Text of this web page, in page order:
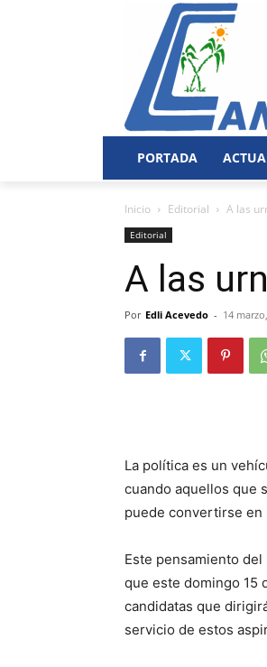
PORTADA
Inicio Editorial A las
Editorial
A las
Por Edli Acevedo - 14
La política es un
cuando aquellos que
puede convertirse
Este pensamiento
que este domingo 15
candidatas que
servicio de estos